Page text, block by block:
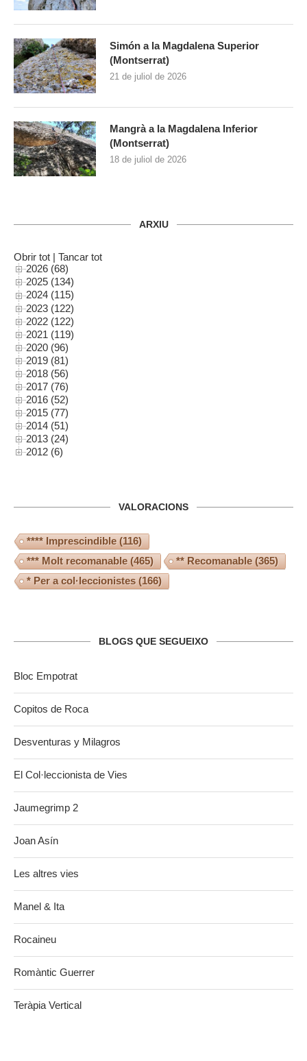
Simón a la Magdalena Superior
(Montserrat)
21 de juliol de 2026
Mangrà a la Magdalena Inferior
(Montserrat)
18 de juliol de 2026
ARXIU
Obrir tot | Tancar tot
2026 (68)
2025 (134)
2024 (115)
2023 (122)
2022 (122)
2021 (119)
2020 (96)
2019 (81)
2018 (56)
2017 (76)
2016 (52)
2015 (77)
2014 (51)
2013 (24)
2012 (6)
VALORACIONS
**** Imprescindible(116)
*** Molt recomanable(465) ** Recomanable(365)
* Per a col·leccionistes (166)
BLOGS QUE SEGUEIXO
Bloc Empotrat
Copitos de Roca
Desventuras y Milagros
El Col·leccionista de Vies
Jaumegrimp 2
Joan Asín
Les altres vies
Manel & Ita
Rocaineu
Romàntic Guerrer
Teràpia Vertical